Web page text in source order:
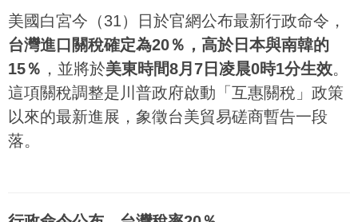
美國白宮今（31）日於官網公布最新行政命令，
台灣進口關稅確定為20％，高於日本與南韓的
15％ ，並將於美東時間8月7日凌晨0時1分生效。
這項關稅調整是川普政府啟動「互惠關稅」政策
以來的最新進展，象徵台美貿易磋商暫告一段
落。